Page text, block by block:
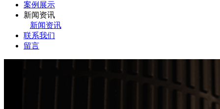
案例展示
新闻资讯
新闻资讯
联系我们
留言